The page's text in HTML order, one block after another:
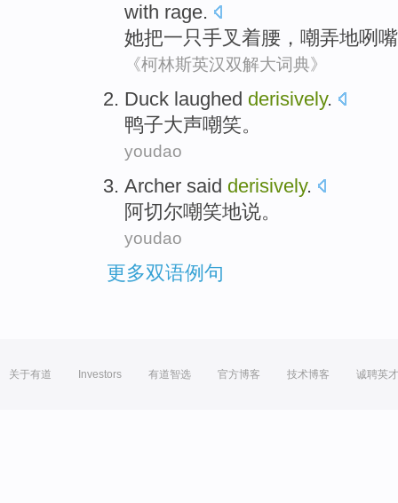
with rage.
她把一只手叉着腰，嘲弄地咧嘴
《柯林斯英汉双解大词典》
Duck laughed derisively.
鸭子大声嘲笑。
youdao
Archer said derisively.
阿切尔嘲笑地说。
youdao
更多双语例句
关于有道 Investors 有道智选 官方博客 技术博客 诚聘英才